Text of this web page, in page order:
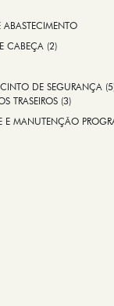
ABASTECIMENTO
CABEÇA (2)
DE SEGURANÇA
TRASEIROS (3)
E MANUTENÇÃO